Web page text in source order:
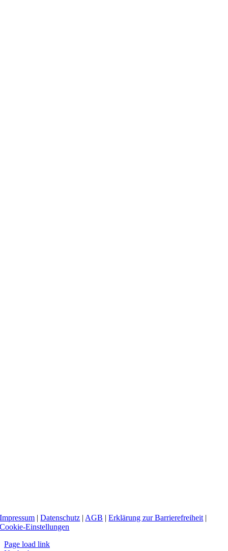
Impressum |Datenschutz | AGB |Erklärung zur Barrierefreiheit |
Cookie-Einstellungen
Page load link